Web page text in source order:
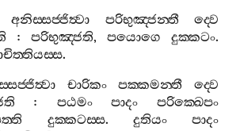
අනිස‍්සජ‍්ජිත්‍වා පරිභුඤ‍්ජන‍්තී
ද‍්වෙ
:පරිභුඤ‍්ජති,පයොගෙ දුක‍්කටං.
.
චාරිකං පක‍්කමන‍්තී
ද‍්වෙ
: පඨමං පාදං
පරික‍්ඛෙපං
දුක‍්කටස‍්ස. දුතියං
පාදං